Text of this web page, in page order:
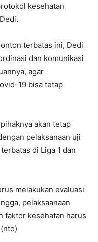
kesehatan
terbatas ini, Dedi
dan komunikasi
agar
19 bisa tetap
akan tetap
pelaksanaan uji
di Liga 1 dan
melakukan evaluasi
pelaksaanaan
faktor kesehatan harus